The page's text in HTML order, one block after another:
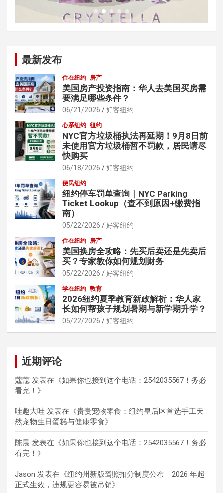
最新发布
住在纽约 房产
美国房产投资指南：华人去美国买房需
要满足哪些条件？
06/21/2026 好客纽约
心系纽约 纽约
NYC官方垃圾桶执法再延期！9月8日前
未使用官方垃圾桶暂不罚款，居民请尽
快购买
06/18/2026 好客纽约
便民纽约
纽约停车罚单查询｜NYC Parking
Ticket Lookup（查不到原因+缴费指
南）
05/22/2026 好客纽约
住在纽约 房产
美国换房全攻略：先买后卖还是先卖后
买？专家教你如何规划财务
05/22/2026 好客纽约
学在纽约 教育
2026纽约夏季教育新政解析：华人家
长如何帮孩子规划暑期与新学期升学？
05/22/2026 好客纽约
近期评论
蔻蔻 发表在《如果你也接到这个电话：2542035567！务必
看完！ 》
哇趣大哇 发表在《贵贵宠物零食：纽约皇后区首选手工天
然宠物生日蛋糕与健康零食》
陈晨 发表在《如果你也接到这个电话：2542035567！务必
看完！ 》
Jason 发表在《纽约州新版驾照扣分制度公布｜2026 年起
正式生效，违规更容易被吊销》